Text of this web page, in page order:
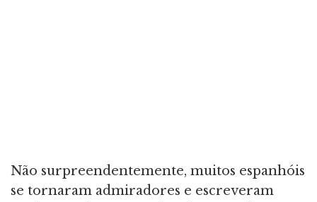
Não surpreendentemente, muitos espanhóis
se tornaram admiradores e escreveram